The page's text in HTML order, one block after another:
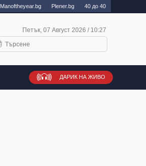
Manоftheyear.bg Plener.bg 40 до 40
ДАРИК НА ЖИВО
Петък, 07 Август 2026 / 10:27